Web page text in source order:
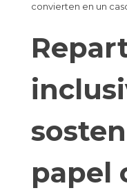
convierten en un
papel